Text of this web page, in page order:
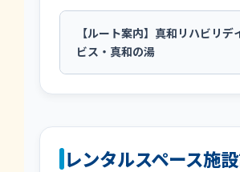
【ルート案内】真和リハビリデ
ビス・真和の湯
レンタルスペース施